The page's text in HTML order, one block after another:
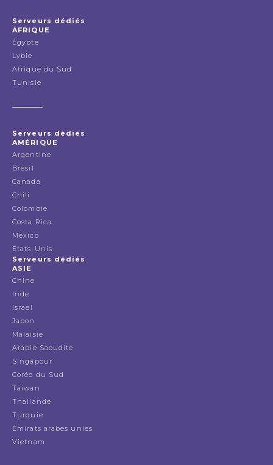
Serveurs dédiés
AFRIQUE
Égypte
Lybie
Afrique du Sud
Tunisie
Serveurs dédiés
AMÉRIQUE
Argentine
Brésil
Canada
Chili
Colombie
Costa Rica
Mexico
États-Unis
Serveurs dédiés
ASIE
Chine
Inde
Israel
Japon
Malaisie
Arabie Saoudite
Singapour
Corée du Sud
Taiwan
Thailande
Turquie
Émirats arabes unies
Vietnam